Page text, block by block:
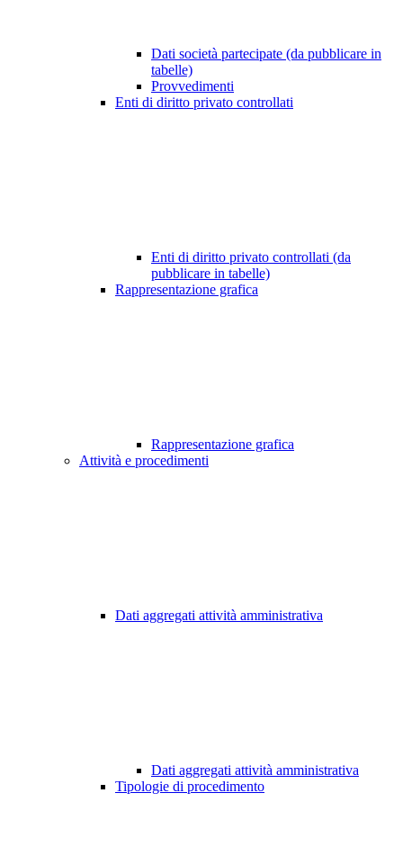
Dati società partecipate (da pubblicare in
tabelle)
Provvedimenti
Enti di diritto privato controllati
Enti di diritto privato controllati (da
pubblicare in tabelle)
Rappresentazione grafica
Rappresentazione grafica
Attività e procedimenti
Dati aggregati attività amministrativa
Dati aggregati attività amministrativa
Tipologie di procedimento